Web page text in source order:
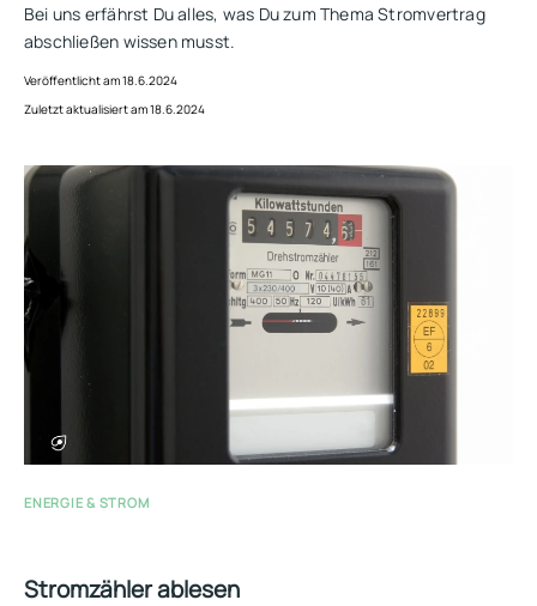
Bei uns erfährst Du alles, was Du zum Thema Stromvertrag
abschließen wissen musst.
Veröffentlicht am 18.6.2024
Zuletzt aktualisiert am 18.6.2024
ENERGIE & STROM
Stromzähler ablesen